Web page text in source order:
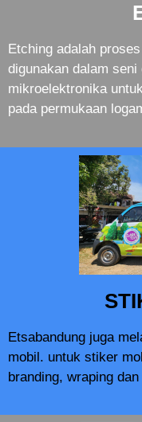
Etching adalah
digunakan dalam
mikroelektronika
pada permukaan
Etsabandung juga
mobil. untuk stiker
branding, wraping